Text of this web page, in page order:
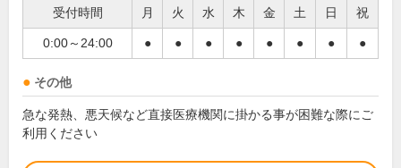
受付時間 月 火 水 木 金 土 日 祝
0:00～24:00 ● ● ● ● ● ● ● ●
その他
急な発熱、悪天候など直接医療機関に掛かる事が困難な際にご
利用ください